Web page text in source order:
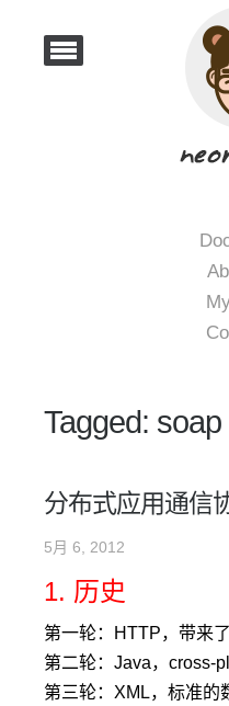
Tagged: soap
分布式应用通信
5月 6, 2012
1. 历史
第一轮：HTTP，带来
第二轮：Java，cross-
第三轮：XML，标准的